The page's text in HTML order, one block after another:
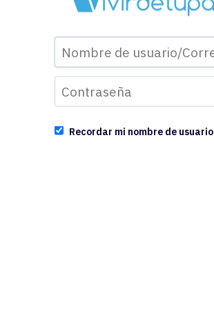
Recordar mi nombre de usuario